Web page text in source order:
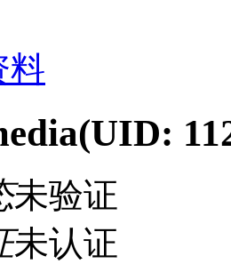
料
(UID:
未验证
未认证